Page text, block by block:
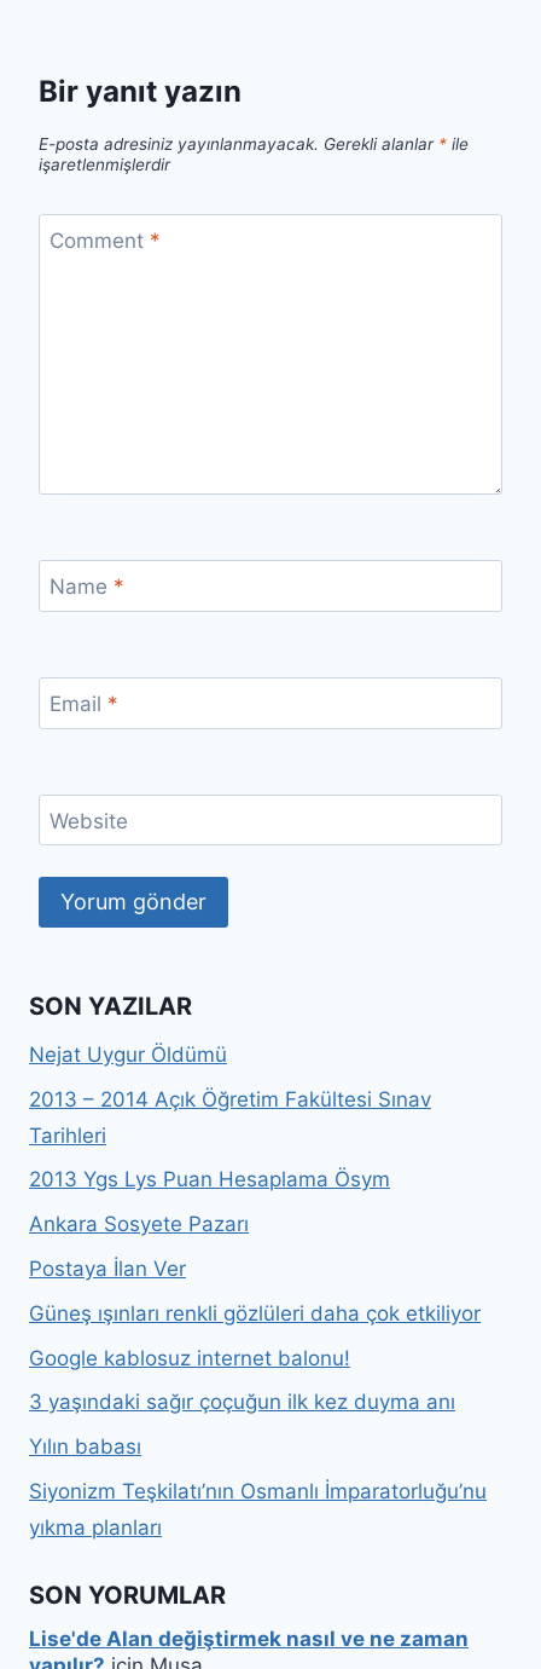
Bir yanıt yazın
E-posta adresiniz yayınlanmayacak. Gerekli alanlar * ile
işaretlenmişlerdir
Comment *
Name *
Email *
Website
SON YAZILAR
Nejat Uygur Öldümü
2013 – 2014 Açık Öğretim Fakültesi Sınav
Tarihleri
2013 Ygs Lys Puan Hesaplama Ösym
Ankara Sosyete Pazarı
Postaya İlan Ver
Güneş ışınları renkli gözlüleri daha çok etkiliyor
Google kablosuz internet balonu!
3 yaşındaki sağır çoçuğun ilk kez duyma anı
Yılın babası
Siyonizm Teşkilatı’nın Osmanlı İmparatorluğu’nu
yıkma planları
SON YORUMLAR
Lise'de Alan değiştirmek nasıl ve ne zaman